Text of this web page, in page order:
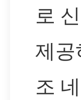
로
제
조